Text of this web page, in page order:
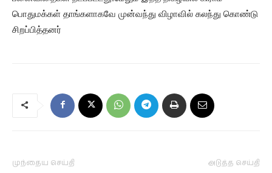
பொதுமக்கள் தாங்களாகவே முன்வந்து விழாவில் கலந்து கொண்டு
சிறப்பித்தனர்
முந்தைய செய்தி அடுத்த செய்தி